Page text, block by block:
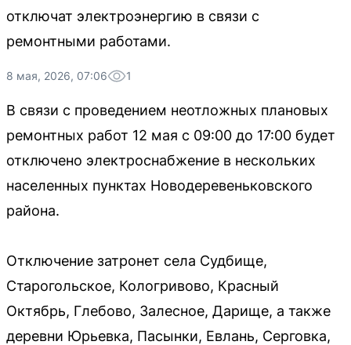
отключат электроэнергию в связи с
ремонтными работами.
8 мая, 2026, 07:06 1
В связи с проведением неотложных плановых
ремонтных работ 12 мая с 09:00 до 17:00 будет
отключено электроснабжение в нескольких
населенных пунктах Новодеревеньковского
района.
Отключение затронет села Судбище,
Старогольское, Кологривово, Красный
Октябрь, Глебово, Залесное, Дарище, а также
деревни Юрьевка, Пасынки, Евлань, Серговка,